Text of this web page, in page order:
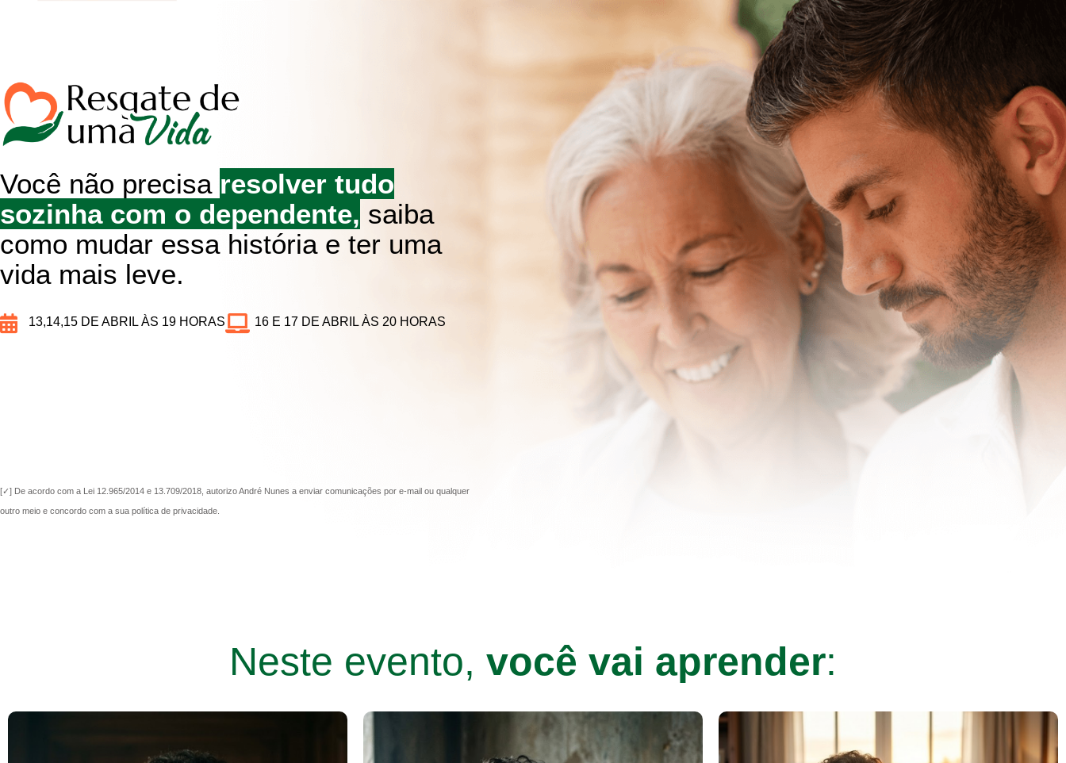
Você não precisa resolver tudo
sozinha com o dependente, saiba
como mudar essa história e ter uma
vida mais leve.
13,14,15 DE ABRIL ÀS 19 HORAS 16 E 17 DE ABRIL ÀS 20 HORAS
[✓] De acordo com a Lei 12.965/2014 e 13.709/2018, autorizo André Nunes a enviar comunicações por e-mail ou qualquer
outro meio e concordo com a sua política de privacidade.
Neste evento, você vai aprender: